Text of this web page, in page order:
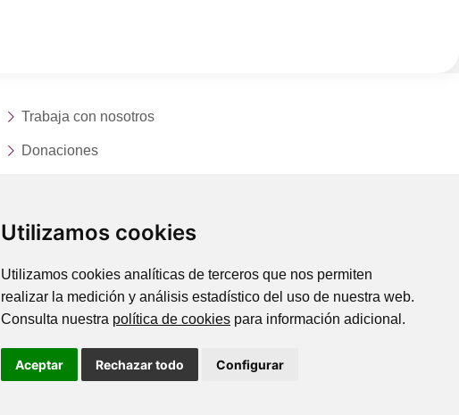
Utilizamos cookies
Utilizamos cookies analíticas de terceros que nos permiten
realizar la medición y análisis estadístico del uso de nuestra web.
Consulta nuestra política de cookies para información adicional.
Aceptar Rechazar todo Configurar
Trabaja con nosotros
Donaciones